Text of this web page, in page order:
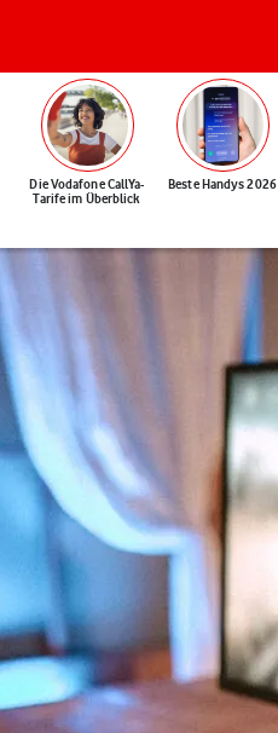
Die Vodafone CallYa-
Tarife im Überblick
Beste Handys 2026